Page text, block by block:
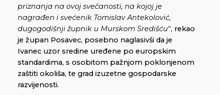
priznanja na ovoj svečanosti, na kojoj je
nagrađen i svećenik Tomislav Antekolović,
dugogodišnji župnik u Murskom Središću“, rekao
je župan Posavec, posebno naglasivši da je
Ivanec uzor sredine uređene po europskim
standardima, s osobitom pažnjom poklonjenom
zaštiti okoliša, te grad izuzetne gospodarske
razvijenosti.